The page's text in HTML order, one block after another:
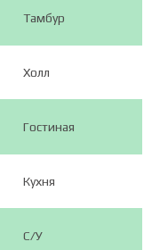
Тамбур
Холл
Гостиная
Кухня
C/У